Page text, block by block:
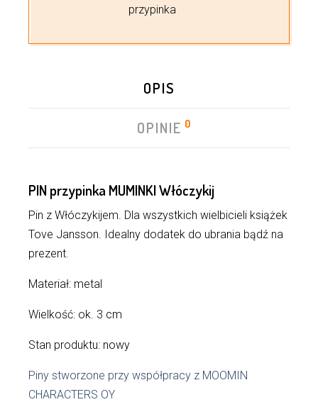
przypinka
OPIS
OPINIE 0
PIN przypinka MUMINKI Włóczykij
Pin z Włóczykijem. Dla wszystkich wielbicieli książek
Tove Jansson. Idealny dodatek do ubrania bądź na
prezent.
Materiał: metal
Wielkość: ok. 3 cm
Stan produktu: nowy
Piny stworzone przy współpracy z MOOMIN
CHARACTERS OY